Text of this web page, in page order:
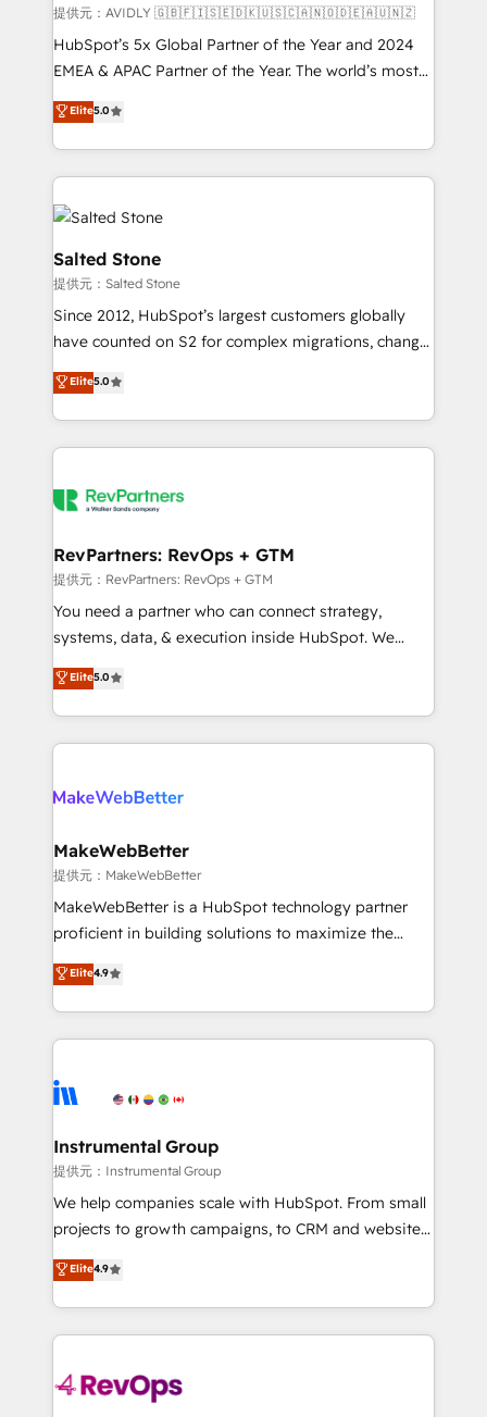
提供元：AVIDLY 🇬🇧🇫🇮🇸🇪🇩🇰🇺🇸🇨🇦🇳🇴🇩🇪🇦🇺🇳🇿
HubSpot’s 5x Global Partner of the Year and 2024
EMEA & APAC Partner of the Year. The world’s most
experienced and fully accredited HubSpot Solutions
Partner. 🚀 With 2,750+ HubSpot projects delivered
and 370+ specialists across EMEA, APAC and NAM,
we de-risk complex CRM programmes and
accelerate ROI across every HubSpot Hub. 🧭 From
multi-region migrations to AI-powered automation,
we turn complexity into clarity, human at global
scale. 🏆 HubSpot’s CEO called us “the partner of the
future.” Others agree it is proof of trust built through
measurable impact.
Elite5.0
Salted Stone
提供元：Salted Stone
Since 2012, HubSpot’s largest customers globally
have counted on S2 for complex migrations, change
management, systems integration, and creative
solutions that deliver measurable impact and
transform brand experiences As one of the few full-
service creative agencies in the HubSpot
winning design to build scalable, globally
marketing campaigns, & RevOps frameworks that
fuel long-term success We connect the entire
customer lifecycle through seamless integrations,
ensure long-term adoption with change-
and service to drive sustainable growth With 6 key
HubSpot accreditations and experience across
Elite5.0
RevPartners: RevOps + GTM
提供元：RevPartners: RevOps + GTM
You need a partner who can connect strategy,
systems, data, & execution inside HubSpot. We
bridge the gap where most agencies fall short by
combining GTM strategy with technical execution to
solve the right problem with the right solution. As the
only firm in the world to hold Elite Partner
clients gain a unique advantage in CRM architecture,
market execution. Why B2B Businesses Choose RP: -
Secure: Soc2 compliant 🛡️ - Pricing: Implementations
starting at $1,5k 💵 - Speed: Launch in 14 days ⚡ -
Global: 75+ RPers across five continents 🌐 - Scale:
HubSpot Partner 🪴 - Sales Hub: More
implementations than any other Partner 💻 -
agency for an Ops problem. Don't hire a technical
agency for a growth problem. Hire a partner built to
Elite5.0
MakeWebBetter
提供元：MakeWebBetter
MakeWebBetter is a HubSpot technology partner
proficient in building solutions to maximize the
operational efficiency of HubSpot. The fastest-
growing tech-enabler & facilitator, MakeWebBetter,
hands you the blend of HubSpot expertise &
eminent solutions & integrations. Trust us to
Elite Partners with 10+ years of HubSpot experience
Premier Partner 2023 🌟5 HubSpot Accreditations 🌟
Won HubSpot Theme Challenge 2021 🌟INBOUND’19
HubSpot Rising Star Why us? Harnessing the full
potential of the powerful HubSpot CRM. ✔️A team of
HubSpot experience ✔️Flexible pricing models —
Hourly-fee (assigned one Dedicated HubSpot
requirement). ✔️Helped over 25,000+ customers so
far with our HubSpot solutions. ✔️Bespoke apps &
Elite4.9
Instrumental Group
提供元：Instrumental Group
We help companies scale with HubSpot. From small
projects to growth campaigns, to CRM and websites.
Hire an agency that's experienced in every inch of
HubSpot and willing to work hand-in-hand with your
team to simplify the complex and build a better
experience for your team and customers.
Elite4.9